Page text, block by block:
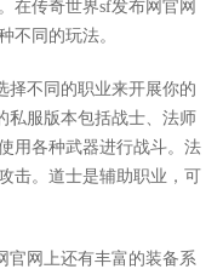
在传奇世界sf发布网官网
不同的玩法。
择不同的职业来开展你的
私服版本包括战士、法师
用各种武器进行战斗。法
击。道士是辅助职业，可
官网上还有丰富的装备系